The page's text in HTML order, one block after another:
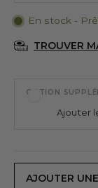
En stock -
TROUVER
OPTION
Ajouter l
AJOUTER